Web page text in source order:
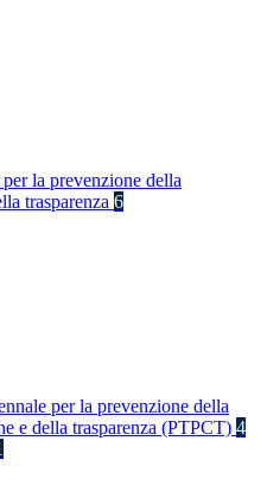
la prevenzione della
trasparenza 6
per la prevenzione della
e della trasparenza (PTPCT) 4